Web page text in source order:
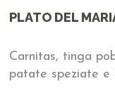
PLATO DEL
Carnitas, tinga
patate speziate e